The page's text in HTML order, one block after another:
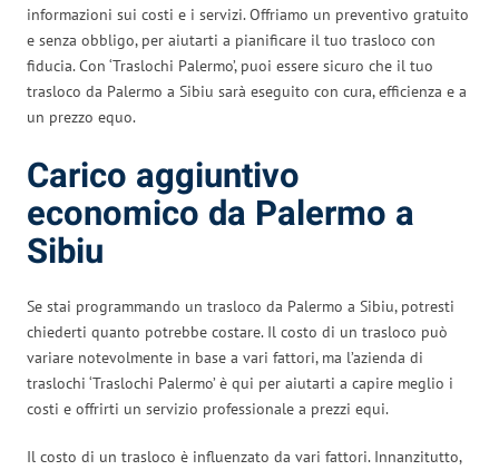
informazioni sui costi e i servizi. Offriamo un preventivo gratuito
e senza obbligo, per aiutarti a pianificare il tuo trasloco con
fiducia. Con ‘Traslochi Palermo’, puoi essere sicuro che il tuo
trasloco da Palermo a Sibiu sarà eseguito con cura, efficienza e a
un prezzo equo.
Carico aggiuntivo
economico da Palermo a
Sibiu
Se stai programmando un trasloco da Palermo a Sibiu, potresti
chiederti quanto potrebbe costare. Il costo di un trasloco può
variare notevolmente in base a vari fattori, ma l’azienda di
traslochi ‘Traslochi Palermo’ è qui per aiutarti a capire meglio i
costi e offrirti un servizio professionale a prezzi equi.
Il costo di un trasloco è influenzato da vari fattori. Innanzitutto,